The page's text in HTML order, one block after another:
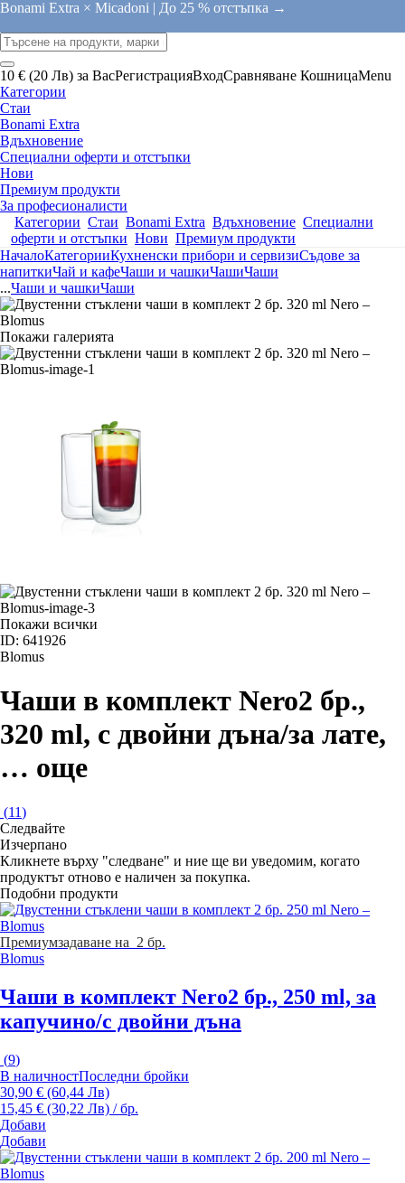
Bonami Extra × Micadoni | До 25 % отстъпка →
10 € (20 Лв) за ВасРегистрацияВходСравняване КошницаMenu
Категории
Стаи
Bonami Extra
Вдъхновение
Специални оферти и отстъпки
Нови
Премиум продукти
За професионалисти
Категории Стаи Bonami Extra Вдъхновение Специални
оферти и отстъпки Нови Премиум продукти
НачалоКатегорииКухненски прибори и сервизиСъдове за
напиткиЧай и кафеЧаши и чашкиЧашиЧаши
...Чаши и чашкиЧаши
Покажи галерията
Покажи всички
ID: 641926
Blomus
Чаши в комплект Nero2 бр.,
320 ml, с двойни дъна/за лате,
… още
(11)
Следвайте
Изчерпанo
Кликнете върху "следване" и ние ще ви уведомим, когато
продуктът отново е наличен за покупка.
Подобни продукти
Премиумзадаване на 2 бр.
Blomus
Чаши в комплект Nero2 бр., 250 ml, за
капучино/с двойни дъна
(9)
В наличностПоследни бройки
30,90 € (60,44 Лв)
15,45 € (30,22 Лв) / бр.
Добави
Добави